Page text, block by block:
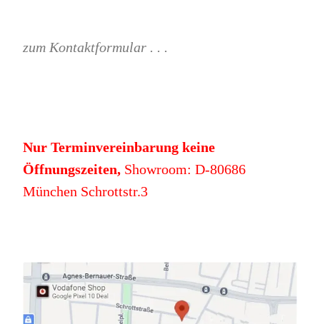
zum Kontaktformular . . .
Nur Terminvereinbarung keine
Öffnungszeiten,Showroom: D-80686
München Schrottstr.3